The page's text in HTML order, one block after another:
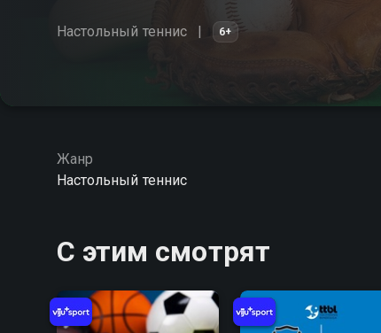
Настольный теннис 6+
Жанр
Настольный теннис
С этим смотрят